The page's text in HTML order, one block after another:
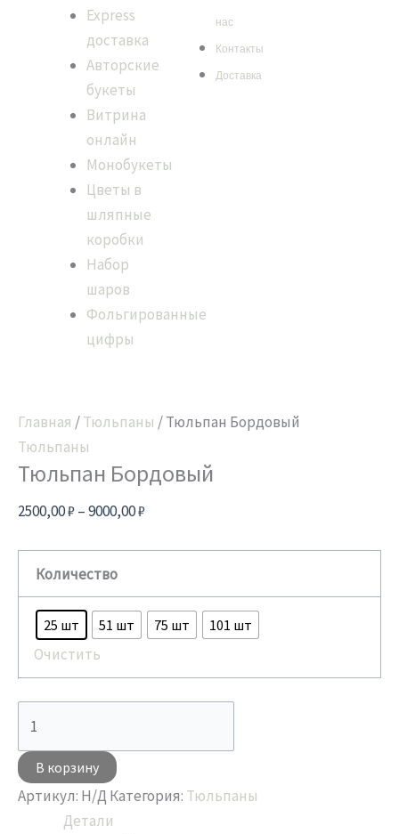
Express
доставка
Авторские
букеты
Витрина
онлайн
Монобукеты
Цветы в
шляпные
коробки
Набор
шаров
Фольгированные
цифры
нас
Контакты
Доставка
Главная /Тюльпаны / Тюльпан Бордовый
Тюльпаны
Тюльпан Бордовый
2500,00₽–9000,00₽
Количество
25 шт 51 шт 75 шт 101 шт
Очистить
В корзину
Артикул: Н/Д Категория: Тюльпаны
Детали